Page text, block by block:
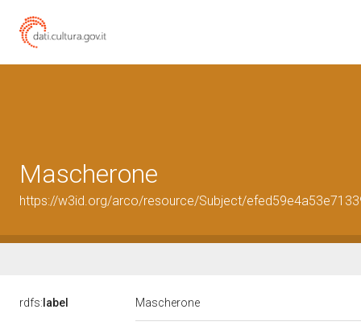
Mascherone
https://w3id.org/arco/resource/Subject/
rdfs: label Mascherone